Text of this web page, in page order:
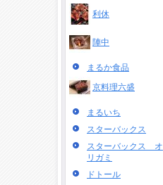
利休
陣中
まるか食品
京料理六盛
まるいち
スターバックス
スターバックス オ
リガミ
ドトール